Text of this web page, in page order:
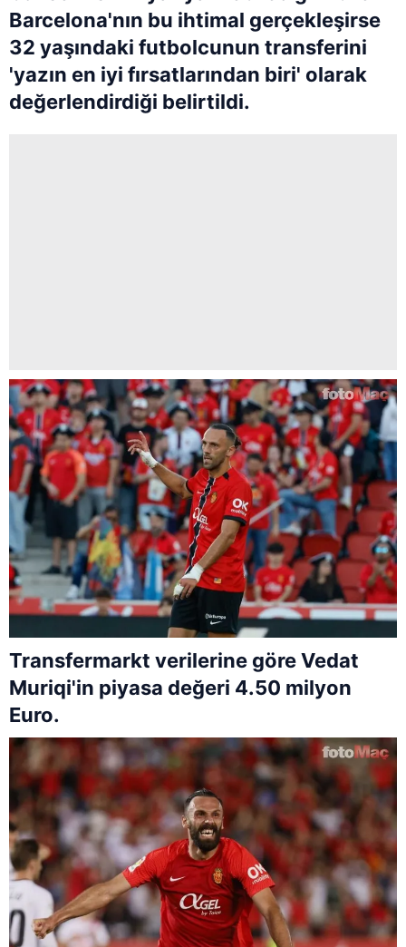
Barcelona'nın bu ihtimal gerçekleşirse
32 yaşındaki futbolcunun transferini
'yazın en iyi fırsatlarından biri' olarak
değerlendirdiği belirtildi.
Transfermarkt verilerine göre Vedat
Muriqi'in piyasa değeri 4.50 milyon
Euro.